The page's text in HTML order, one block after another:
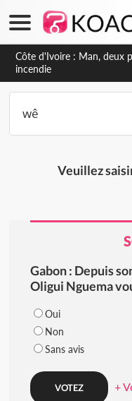
Côte d'Ivoire : Man, deux
incendie
Afrique
Soudan du sud
Veuillez
Gabon : Depuis
Oligui Nguema
Oui
Non
Sans avis
+